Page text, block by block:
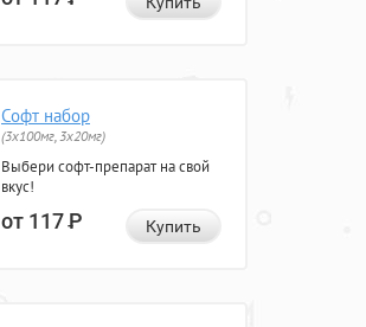
Софт набор
(3x100мг, 3x20мг)
Выбери софт-препарат на свой
вкус!
от 117Р Купить